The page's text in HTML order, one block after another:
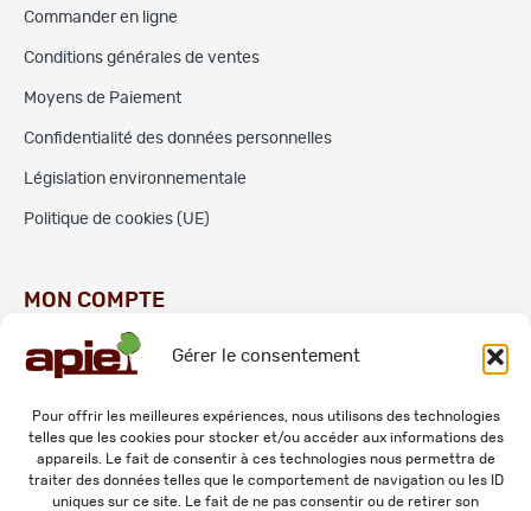
Gérer le consentement
Pour offrir les meilleures expériences, nous utilisons des technologies
telles que les cookies pour stocker et/ou accéder aux informations des
appareils. Le fait de consentir à ces technologies nous permettra de
traiter des données telles que le comportement de navigation ou les ID
uniques sur ce site. Le fait de ne pas consentir ou de retirer son
Commander en ligne
Conditions générales de ventes
Moyens de Paiement
Confidentialité des données personnelles
Législation environnementale
Politique de cookies (UE)
MON COMPTE
Commandes
Adresses
Mes informations personnelles